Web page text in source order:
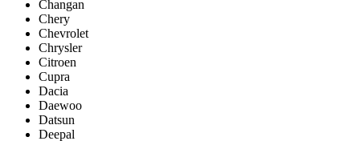
Changan
Chery
Chevrolet
Chrysler
Citroen
Cupra
Dacia
Daewoo
Datsun
Deepal